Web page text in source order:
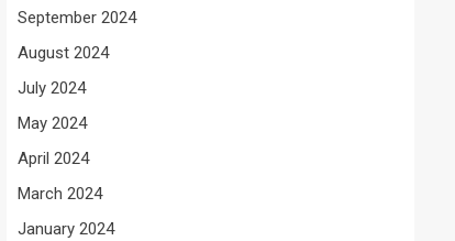
September 2024
August 2024
July 2024
May 2024
April 2024
March 2024
January 2024